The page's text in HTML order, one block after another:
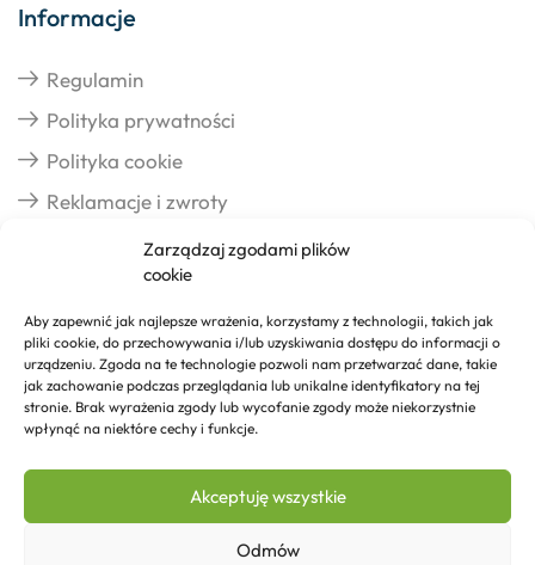
Zarządzaj zgodami plików
cookie
Aby zapewnić jak najlepsze wrażenia, korzystamy z technologii, takich jak
pliki cookie, do przechowywania i/lub uzyskiwania dostępu do informacji o
urządzeniu. Zgoda na te technologie pozwoli nam przetwarzać dane, takie
jak zachowanie podczas przeglądania lub unikalne identyfikatory na tej
stronie. Brak wyrażenia zgody lub wycofanie zgody może niekorzystnie
wpłynąć na niektóre cechy i funkcje.
Akceptuję wszystkie
Odmów
Informacje
Regulamin
Polityka prywatności
Polityka cookie
Reklamacje i zwroty
Realizacja zamówień
Formy płatności
Kontakt